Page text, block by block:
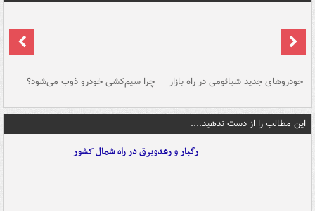
خودروهای جدید شیائومی در راه بازار چرا سیم‌کشی خودرو ذوب می‌شود؟
این مطالب را از دست ندهید....
رگبار و رعدوبرق در راه شمال کشور